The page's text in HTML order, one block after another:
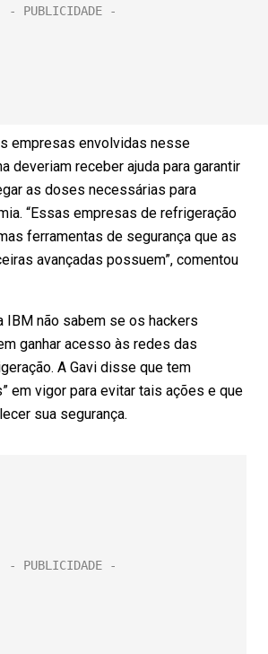
empresas envolvidas nesse
deveriam receber ajuda para garantir
as doses necessárias para
“Essas empresas de refrigeração
ferramentas de segurança que as
avançadas possuem”, comentou
IBM não sabem se os hackers
ganhar acesso às redes das
A Gavi disse que tem
em vigor para evitar tais ações e que
sua segurança.